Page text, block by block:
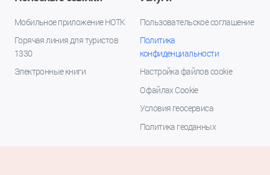
Мобильное приложение НОТК
Горячая линия для туристов
1330
Электронные книги
Пользовательское соглашение
Политика
конфиденциальности
Настройка файлов cookie
О файлах Cookie
Условия геосервиса
Политика геоданных